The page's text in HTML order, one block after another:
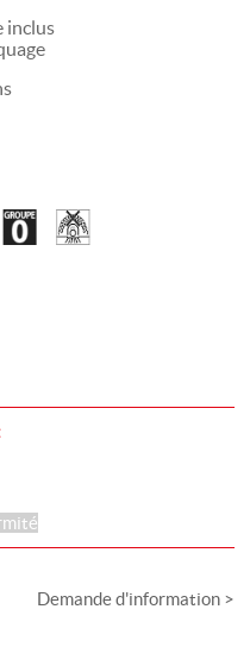
inclus
Demande d'information >